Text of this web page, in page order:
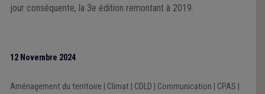
jour conséquente, la 3e édition remontant à 2019.
12 Novembre 2024
Aménagement du territoire Climat| CDLD Communication CPAS